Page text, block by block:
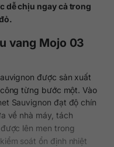
dễ chịu ngay cả trong
vang Mojo 03
được sản xuất
từng bước một. Vào
Sauvignon đạt độ chín
về nhà máy, tách
lên men trong
soát ổn định nhiệt